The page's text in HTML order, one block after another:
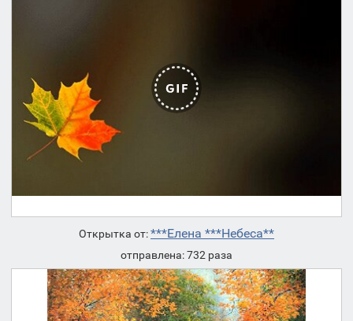
Открытка от:***Елена ***Небеса**
отправлена: 732 раза